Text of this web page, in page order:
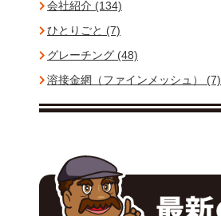
会社紹介 (134)
ひとりごと (7)
グレーチング (48)
溶接金網（ファインメッシュ） (7)